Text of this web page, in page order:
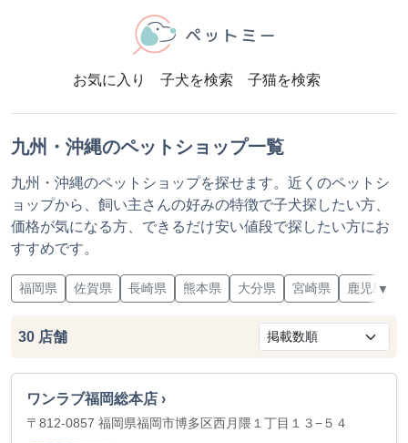
お気に入り 子犬を検索 子猫を検索
九州・沖縄のペットショップ一覧
九州・沖縄のペットショップを探せます。近くのペットシ
ョップから、飼い主さんの好みの特徴で子犬探したい方、
価格が気になる方、できるだけ安い値段で探したい方にお
すすめです。
福岡県 佐賀県 長崎県 熊本県 大分県 宮崎県 鹿児島県
▼
30 店舗
ワンラブ福岡総本店 ›
〒812-0857 福岡県福岡市博多区西月隈１丁目１３−５４